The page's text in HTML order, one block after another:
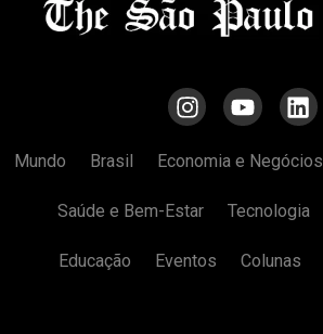
Mundo Brasil Economia e Negócios
Saúde e Bem-Estar Tecnologia
Educação Eventos Colunas